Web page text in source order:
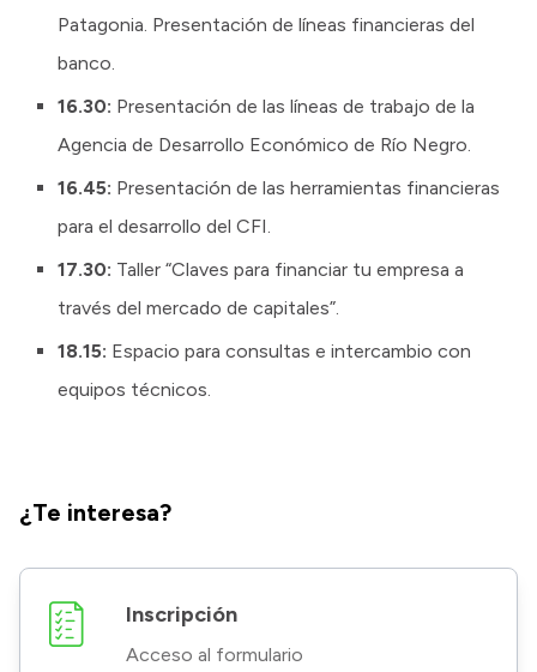
Patagonia. Presentación de líneas financieras del
banco.
16.30: Presentación de las líneas de trabajo de la
Agencia de Desarrollo Económico de Río Negro.
16.45: Presentación de las herramientas financieras
para el desarrollo del CFI.
17.30: Taller “Claves para financiar tu empresa a
través del mercado de capitales”.
18.15: Espacio para consultas e intercambio con
equipos técnicos.
¿Te interesa?
Inscripción
Acceso al formulario